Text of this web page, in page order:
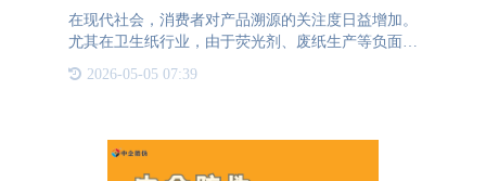
在现代社会，消费者对产品溯源的关注度日益增加。
尤其在卫生纸行业，由于荧光剂、废纸生产等负面新
此，卫生纸溯源成为了企业提升竞争力的重要手段。
2026-05-05 07:39